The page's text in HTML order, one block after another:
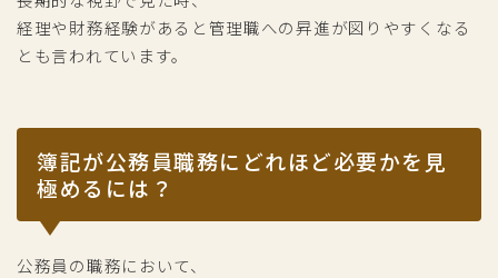
経理や財務経験があると管理職への昇進が図りやすくなる
とも言われています。
簿記が公務員職務にどれほど必要かを見
極めるには？
公務員の職務において、